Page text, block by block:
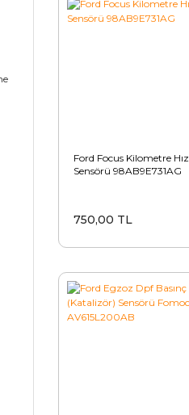
Ford Focus Kilometre Hız
Sensörü 98AB9E731AG
750,00 TL